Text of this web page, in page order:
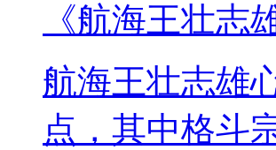
《航海王壮志
航海王壮志雄
点，其中格斗